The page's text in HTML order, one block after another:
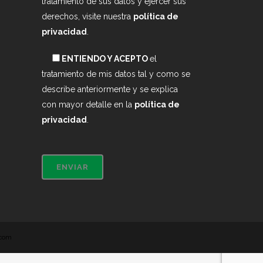
derechos, visite nuestra política de
privacidad
ENTIENDO Y ACEPTOel
tratamiento de mis datos tal y como se
describe anteriormente y se explica
con mayor detalle en la política de
privacidad